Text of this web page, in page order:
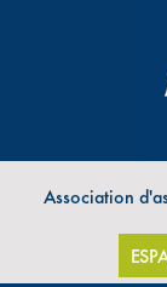
Association